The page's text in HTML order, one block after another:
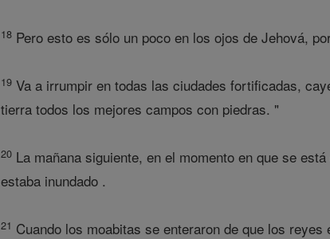
18 Pero esto es sólo un poco en los ojos de Jehová,
19 Va a irrumpir en todas las ciudades fortificadas,
tierra todos los mejores campos con piedras. "
20 La mañana siguiente, en el momento en que se
estaba inundado .
21 Cuando los moabitas se enteraron de que los